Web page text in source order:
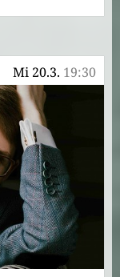
Mi 20.3. 19:30